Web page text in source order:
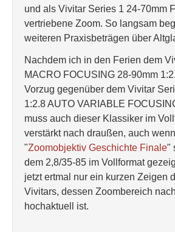
und als Vivitar Series 1 24-70mm
vertriebene Zoom. So langsam
weiteren Praxisbeträgen über
Nachdem ich in den Ferien dem
MACRO FOCUSING 28-90mm
Vorzug gegenüber dem Vivitar
1:2.8 AUTO VARIABLE
muss auch dieser Klassiker im
verstärkt nach draußen, auch
"Zoomobjektiv Geschichte Finale"
dem 2,8/35-85 im Vollformat
jetzt ertmal nur ein kurzen Zeigen
Vivitars, dessen Zoombereich
hochaktuell ist.